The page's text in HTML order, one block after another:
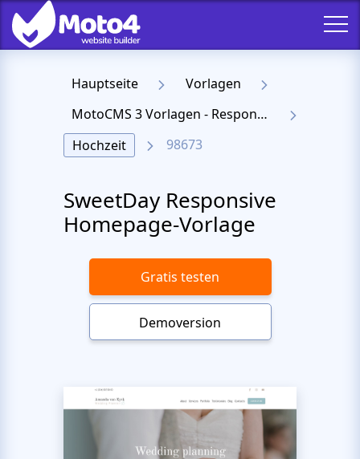
Hauptseite
Vorlagen
MotoCMS 3 Vorlagen - Responsive Templates für Website
Hochzeit
98673
SweetDay Responsive
Homepage-Vorlage
Gratis testen
Demoversion